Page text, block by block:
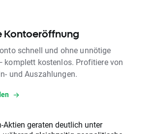
Kontoeröffnung
schnell und ohne unnötige
komplett kostenlos. Profitiere von
und Auszahlungen.
Aktien geraten deutlich unter